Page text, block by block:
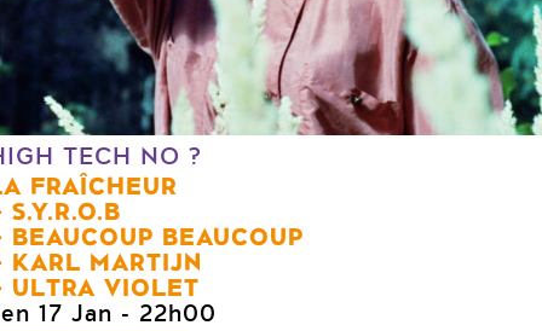
TECH NO ?
FRAÎCHEUR
S.Y.R.O.B
BEAUCOUP BEAUCOUP
KARL MARTIJN
ULTRA VIOLET
17 Jan - 22h00